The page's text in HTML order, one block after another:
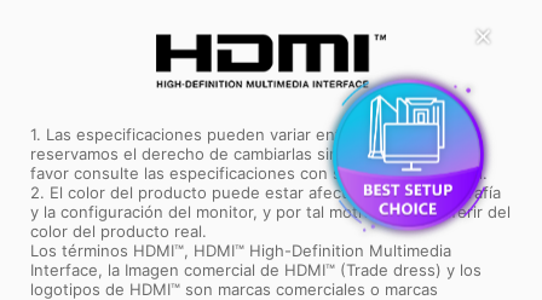
✕
1. Las especificaciones pueden variar entre zonas y nos
reservamos el derecho de cambiarlas sin previo aviso. Por
favor consulte las especificaciones con su revendedor local.
2. El color del producto puede estar afectado por la fotografía
y la configuración del monitor, y por tal motivo puede diferir del
color del producto real.
Los términos HDMI™, HDMI™ High-Definition Multimedia
Interface, la Imagen comercial de HDMI™ (Trade dress) y los
logotipos de HDMI™ son marcas comerciales o marcas